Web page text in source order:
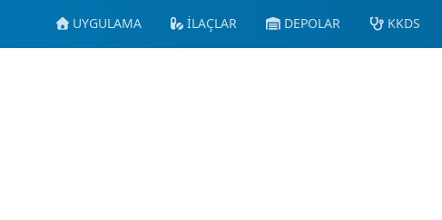
UYGULAMA İLAÇLAR DEPOLAR KKDS